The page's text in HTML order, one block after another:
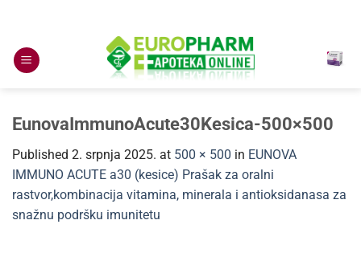
content
EunovaImmunoAcute30Kesica-500×500
Published 2. srpnja 2025. at 500 × 500 in EUNOVA
IMMUNO ACUTE a30 (kesice) Prašak za oralni
rastvor,kombinacija vitamina, minerala i antioksidanasa za
snažnu podršku imunitetu